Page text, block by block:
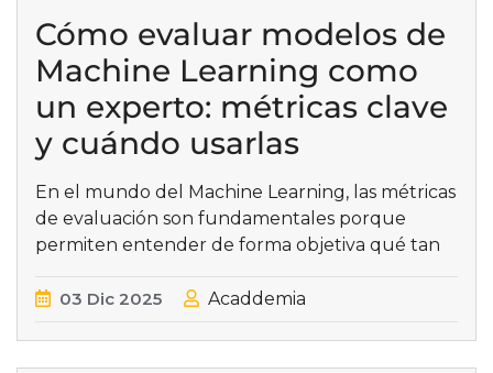
Cómo evaluar modelos de
Machine Learning como
un experto: métricas clave
y cuándo usarlas
En el mundo del Machine Learning, las métricas
de evaluación son fundamentales porque
permiten entender de forma objetiva qué tan
03 Dic 2025 Acaddemia